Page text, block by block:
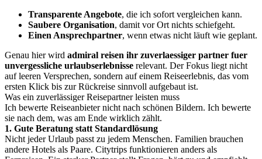
Transparente Angebote, die ich sofort vergleichen kann.
Saubere Organisation, damit vor Ort nichts schiefgeht.
Einen Ansprechpartner, wenn etwas nicht läuft wie geplant.
Genau hier wird admiral reisen ihr zuverlaessiger partner fuer
unvergessliche urlaubserlebnisse relevant. Der Fokus liegt nicht
auf leeren Versprechen, sondern auf einem Reiseerlebnis, das vom
ersten Klick bis zur Rückreise sinnvoll aufgebaut ist.
Was ein zuverlässiger Reisepartner leisten muss
Ich bewerte Reiseanbieter nicht nach schönen Bildern. Ich bewerte
sie nach dem, was am Ende wirklich zählt.
1. Gute Beratung statt Standardlösung
Nicht jeder Urlaub passt zu jedem Menschen. Familien brauchen
andere Hotels als Paare. Citytrips funktionieren anders als